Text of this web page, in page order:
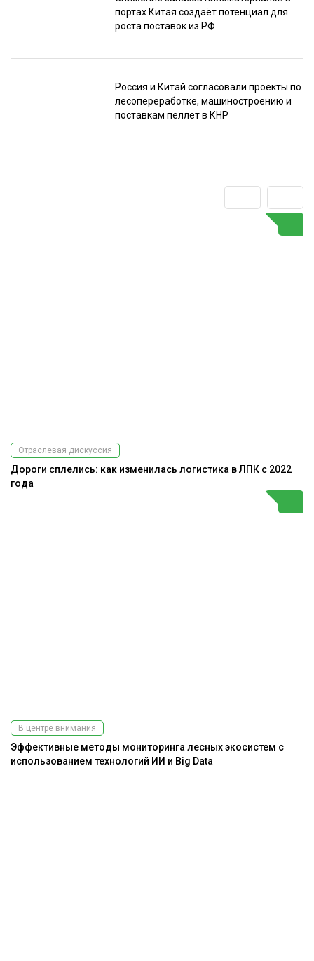
портах Китая создаёт потенциал для
роста поставок из РФ
Россия и Китай согласовали проекты по
лесопереработке, машиностроению и
поставкам пеллет в КНР
Отраслевая дискуссия
Дороги сплелись: как изменилась логистика в ЛПК с 2022
года
В центре внимания
Эффективные методы мониторинга лесных экосистем с
использованием технологий ИИ и Big Data